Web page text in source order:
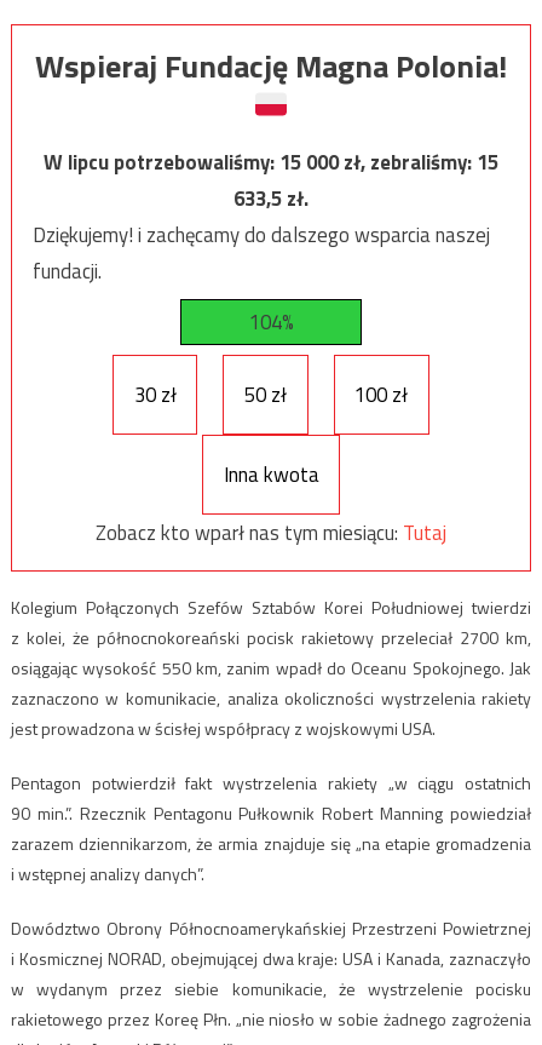
Wspieraj Fundację Magna Polonia!
W lipcu potrzebowaliśmy:15 000zł, zebraliśmy:15
633,5zł.
Dziękujemy! i zachęcamy do dalszego wsparcia naszej
fundacji.
104%
30 zł 50 zł 100 zł
Inna kwota
Zobacz kto wparł nas tym miesiącu: Tutaj
Kolegium Połączonych Szefów Sztabów Korei Południowej twierdzi
z kolei, że północnokoreański pocisk rakietowy przeleciał 2700 km,
osiągając wysokość 550 km, zanim wpadł do Oceanu Spokojnego. Jak
zaznaczono w komunikacie, analiza okoliczności wystrzelenia rakiety
jest prowadzona w ścisłej współpracy z wojskowymi USA.
Pentagon potwierdził fakt wystrzelenia rakiety „w ciągu ostatnich
90 min.”. Rzecznik Pentagonu Pułkownik Robert Manning powiedział
zarazem dziennikarzom, że armia znajduje się „na etapie gromadzenia
i wstępnej analizy danych”.
Dowództwo Obrony Północnoamerykańskiej Przestrzeni Powietrznej
i Kosmicznej NORAD, obejmującej dwa kraje: USA i Kanada, zaznaczyło
w wydanym przez siebie komunikacie, że wystrzelenie pocisku
rakietowego przez Koreę Płn. „nie niosło w sobie żadnego zagrożenia